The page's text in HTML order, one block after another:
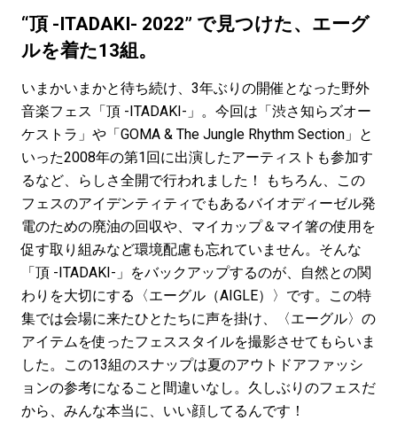
#LIFESTYLE #SNEAKER #OUTDOOR
#SPORTS #HANDSOME HANDBOOK
“頂 -ITADAKI- 2022” で見つけた、エーグ
ルを着た13組。
いまかいまかと待ち続け、3年ぶりの開催となった野外
音楽フェス「頂 -ITADAKI-」。今回は「渋さ知らズオー
ケストラ」や「GOMA & The Jungle Rhythm Section」と
いった2008年の第1回に出演したアーティストも参加す
るなど、らしさ全開で行われました！ もちろん、この
フェスのアイデンティティでもあるバイオディーゼル発
電のための廃油の回収や、マイカップ＆マイ箸の使用を
促す取り組みなど環境配慮も忘れていません。そんな
「頂 -ITADAKI-」をバックアップするのが、自然との関
わりを大切にする〈エーグル（AIGLE）〉です。この特
集では会場に来たひとたちに声を掛け、〈エーグル〉の
アイテムを使ったフェススタイルを撮影させてもらいま
した。この13組のスナップは夏のアウトドアファッシ
ョンの参考になること間違いなし。久しぶりのフェスだ
から、みんな本当に、いい顔してるんです！